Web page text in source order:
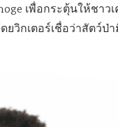
เพื่อกระตุ้นให้ชา
กเตอร์เชื่อว่าสัตว์ป่